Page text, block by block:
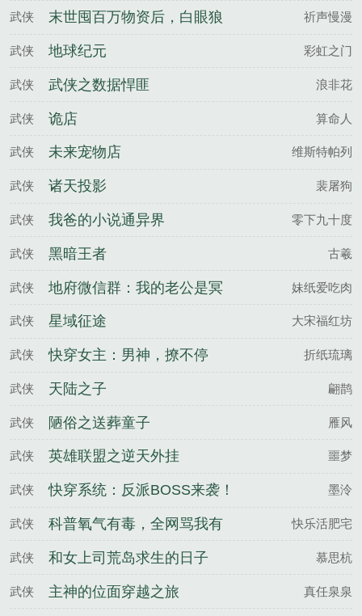
武侠
末世囤百万物资后，白眼狼
悔哭了
祈声慢漫
武侠 地球纪元 彩虹之门
武侠 武侠之数据悍匪 浪非花
武侠 诡店 算命人
武侠 未来宠物店 维斯特帕列
武侠 诸天投影 裴屠狗
武侠 我爸的小说通异界 零下九十度
武侠 黑暗王者 古羲
武侠
地府微信群：我的老公是冥
王
妹纸爱吃肉
武侠 星域征途 大宋福红坊
武侠 快穿女主：男神，撩不停 折纸琉璃
武侠 天陆之子 翩鹊
武侠 陋俗之送葬童子 雁风
武侠 英雄联盟之逆天外挂 噩梦
武侠 快穿系统：反派BOSS来袭！ 墨泠
武侠
科普氧气有毒，全网骂我有
病
快乐活肥宅
武侠 和女上司荒岛求生的日子 慕思杭
武侠 主神的位面穿越之旅 真任泉泉